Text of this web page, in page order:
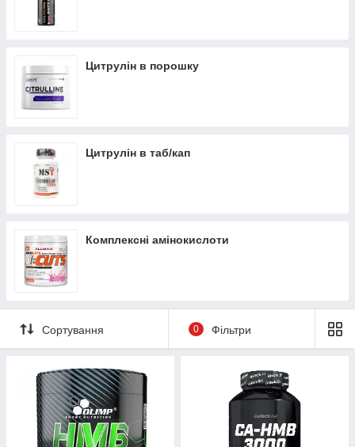
Цитрулін в порошку
Цитрулін в таб/кап
Комплексні амінокислоти
Сортування 0 Фільтри